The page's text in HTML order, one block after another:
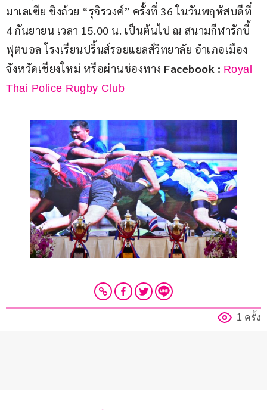
มาเลเซีย ชิงถ้วย “รุจิรวงศ์” ครั้งที่ 36 ในวันพฤหัสบดีที่
4 กันยายน เวลา 15.00 น. เป็นต้นไป ณ สนามกีฬารักบี้
ฟุตบอล โรงเรียนปริ้นส์รอยแยลส์วิทยาลัย อำเภอเมือง
จังหวัดเชียงใหม่ หรือผ่านช่องทาง Facebook : Royal
Thai Police Rugby Club
1 ครั้ง